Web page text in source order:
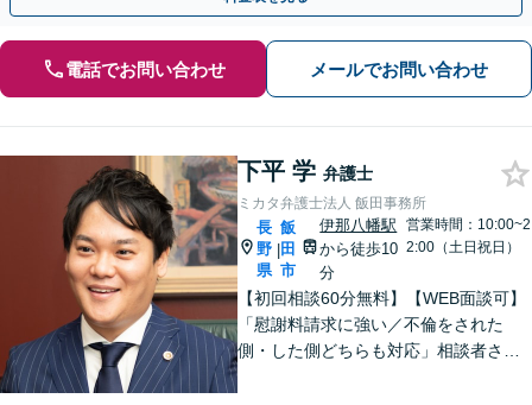
電話でお問い合わせ メールでお問い合わせ
下平 学 弁護士
ミカタ弁護士法人 飯田事務所
長
野
県
|
飯
田
市
伊那八幡駅
から徒歩10
分
営業時間：10:00~2
2:00（土日祝日）
【初回相談60分無料】【WEB面談可】
「慰謝料請求に強い／不倫をされた
側・した側どちらも対応」相談者さま